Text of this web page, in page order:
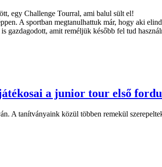
egy Challenge Tourral, ami balul sült el!
A sportban megtanulhattuk már, hogy aki
gazdagodott, amit reméljük később fel tud
a junior tour első
A tanítványaink közül többen remekül